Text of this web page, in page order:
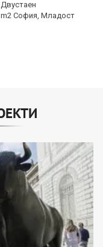
m2 София, Младост